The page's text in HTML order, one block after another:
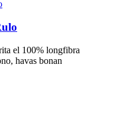
el 100% longfibra
havas bonan